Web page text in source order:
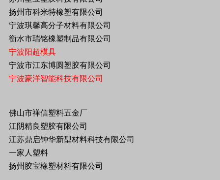
扬州市科米特橡塑有限公司
宁波琪馨高分子材料有限公司
衡水市瑞铭橡塑制品有限公司
宁波阳超模具
宁波市江东博圆塑胶有限公司
宁波豪洋智能科技有限公司
佛山市禅信塑料五金厂
江阴精良塑胶有限公司
江苏鼎启钟华新型材料科技有限公司
一家人塑料
扬州胶宝橡塑材料有限公司